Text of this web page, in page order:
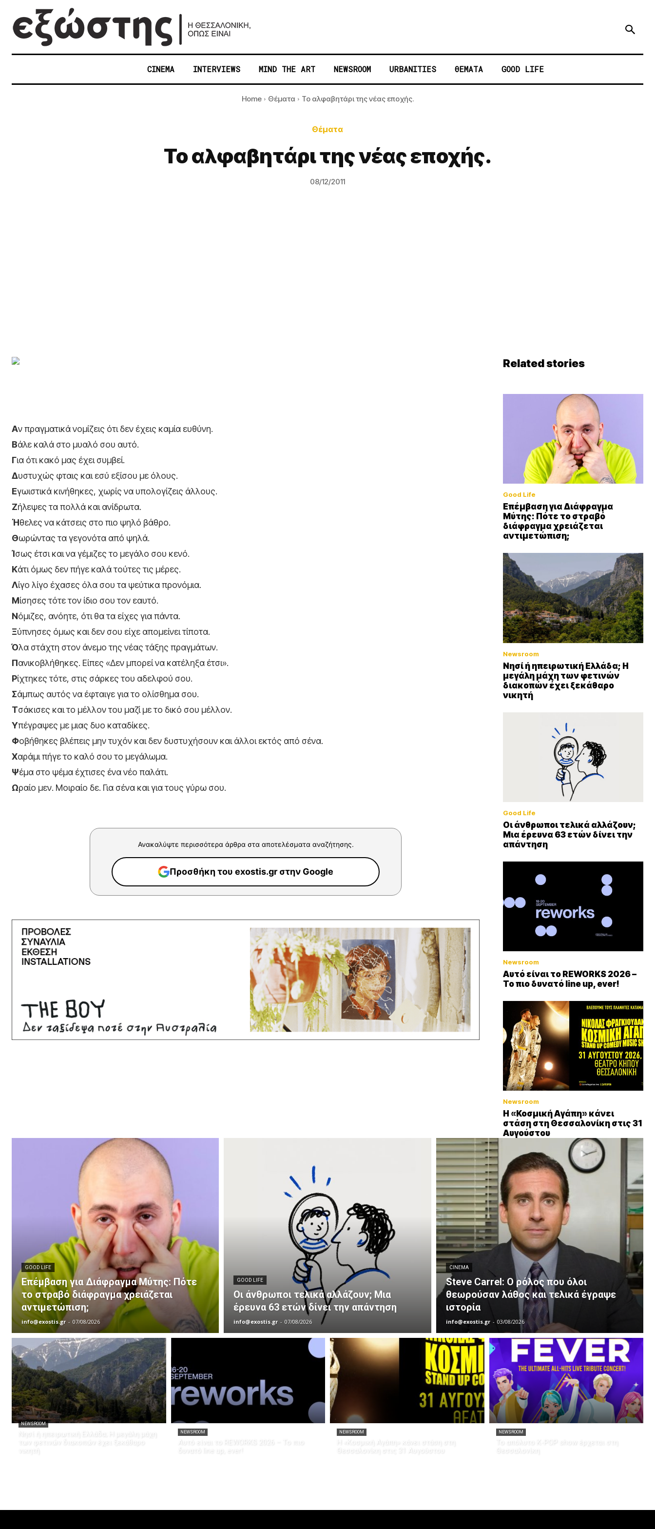
CINEMA INTERVIEWS MIND THE ART NEWSROOM URBANITIES ΘΕΜΑΤΑ GOOD LIFE
Home Θέματα Το αλφαβητάρι της νέας εποχής.
Θέματα
Το αλφαβητάρι της νέας εποχής.
08/12/2011
Αν πραγματικά νομίζεις ότι δεν έχεις καμία ευθύνη.
Βάλε καλά στο μυαλό σου αυτό.
Για ότι κακό μας έχει συμβεί.
Δυστυχώς φταις και εσύ εξίσου με όλους.
Εγωιστικά κινήθηκες, χωρίς να υπολογίζεις άλλους.
Ζήλεψες τα πολλά και ανίδρωτα.
Ήθελες να κάτσεις στο πιο ψηλό βάθρο.
Θωρώντας τα γεγονότα από ψηλά.
Ίσως έτσι και να γέμιζες το μεγάλο σου κενό.
Κάτι όμως δεν πήγε καλά τούτες τις μέρες.
Λίγο λίγο έχασες όλα σου τα ψεύτικα προνόμια.
Μίσησες τότε τον ίδιο σου τον εαυτό.
Νόμιζες, ανόητε, ότι θα τα είχες για πάντα.
Ξύπνησες όμως και δεν σου είχε απομείνει τίποτα.
Όλα στάχτη στον άνεμο της νέας τάξης πραγμάτων.
Πανικοβλήθηκες. Είπες «Δεν μπορεί να κατέληξα έτσι».
Ρίχτηκες τότε, στις σάρκες του αδελφού σου.
Σάμπως αυτός να έφταιγε για το ολίσθημα σου.
Τσάκισες και το μέλλον του μαζί με το δικό σου μέλλον.
Υπέγραψες με μιας δυο καταδίκες.
Φοβήθηκες βλέπεις μην τυχόν και δεν δυστυχήσουν και άλλοι εκτός από σένα.
Χαράμι πήγε το καλό σου το μεγάλωμα.
Ψέμα στο ψέμα έχτισες ένα νέο παλάτι.
Ωραίο μεν. Μοιραίο δε. Για σένα και για τους γύρω σου.
Ανακαλύψτε περισσότερα άρθρα στα αποτελέσματα αναζήτησης.
Προσθήκη του exostis.gr στην Google
Related stories
Good Life
Επέμβαση για Διάφραγμα
Μύτης: Πότε το στραβό
διάφραγμα χρειάζεται
αντιμετώπιση;
Newsroom
Νησί ή ηπειρωτική Ελλάδα; Η
μεγάλη μάχη των φετινών
διακοπών έχει ξεκάθαρο
νικητή
Good Life
Οι άνθρωποι τελικά αλλάζουν;
Μια έρευνα 63 ετών δίνει την
απάντηση
Newsroom
Αυτό είναι το REWORKS 2026 –
Το πιο δυνατό line up, ever!
Newsroom
Η «Κοσμική Αγάπη» κάνει
στάση στη Θεσσαλονίκη στις 31
Αυγούστου
GOOD LIFE
Επέμβαση για Διάφραγμα Μύτης: Πότε
το στραβό διάφραγμα χρειάζεται
αντιμετώπιση;
info@exostis.gr - 07/08/2026
GOOD LIFE
Οι άνθρωποι τελικά αλλάζουν; Μια
έρευνα 63 ετών δίνει την απάντηση
info@exostis.gr - 07/08/2026
CINEMA
Steve Carrel: Ο ρόλος που όλοι
θεωρούσαν λάθος και τελικά έγραψε
ιστορία
info@exostis.gr - 03/08/2026
NEWSROOM
Νησί ή ηπειρωτική Ελλάδα; Η μεγάλη μάχη
των φετινών διακοπών έχει ξεκάθαρο
NEWSROOM
Αυτό είναι το REWORKS 2026 – Το πιο
δυνατό line up, ever!
NEWSROOM
Η «Κοσμική Αγάπη» κάνει στάση στη
Θεσσαλονίκη στις 31 Αυγούστου
NEWSROOM
Το απόλυτο K-POP show έρχεται στη
Θεσσαλονίκη